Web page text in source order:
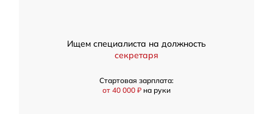
Ищем специалиста на должность
секретаря
Стартовая зарплата:
от 40 000 ₽ на руки